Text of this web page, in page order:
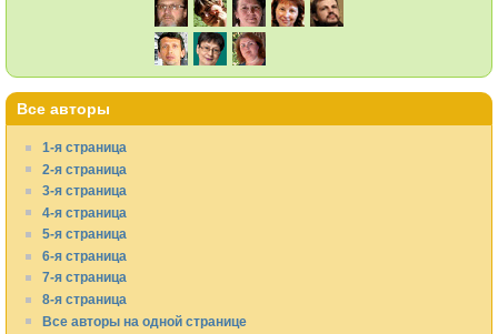
Все авторы
1-я страница
2-я страница
3-я страница
4-я страница
5-я страница
6-я страница
7-я страница
8-я страница
Все авторы на одной странице